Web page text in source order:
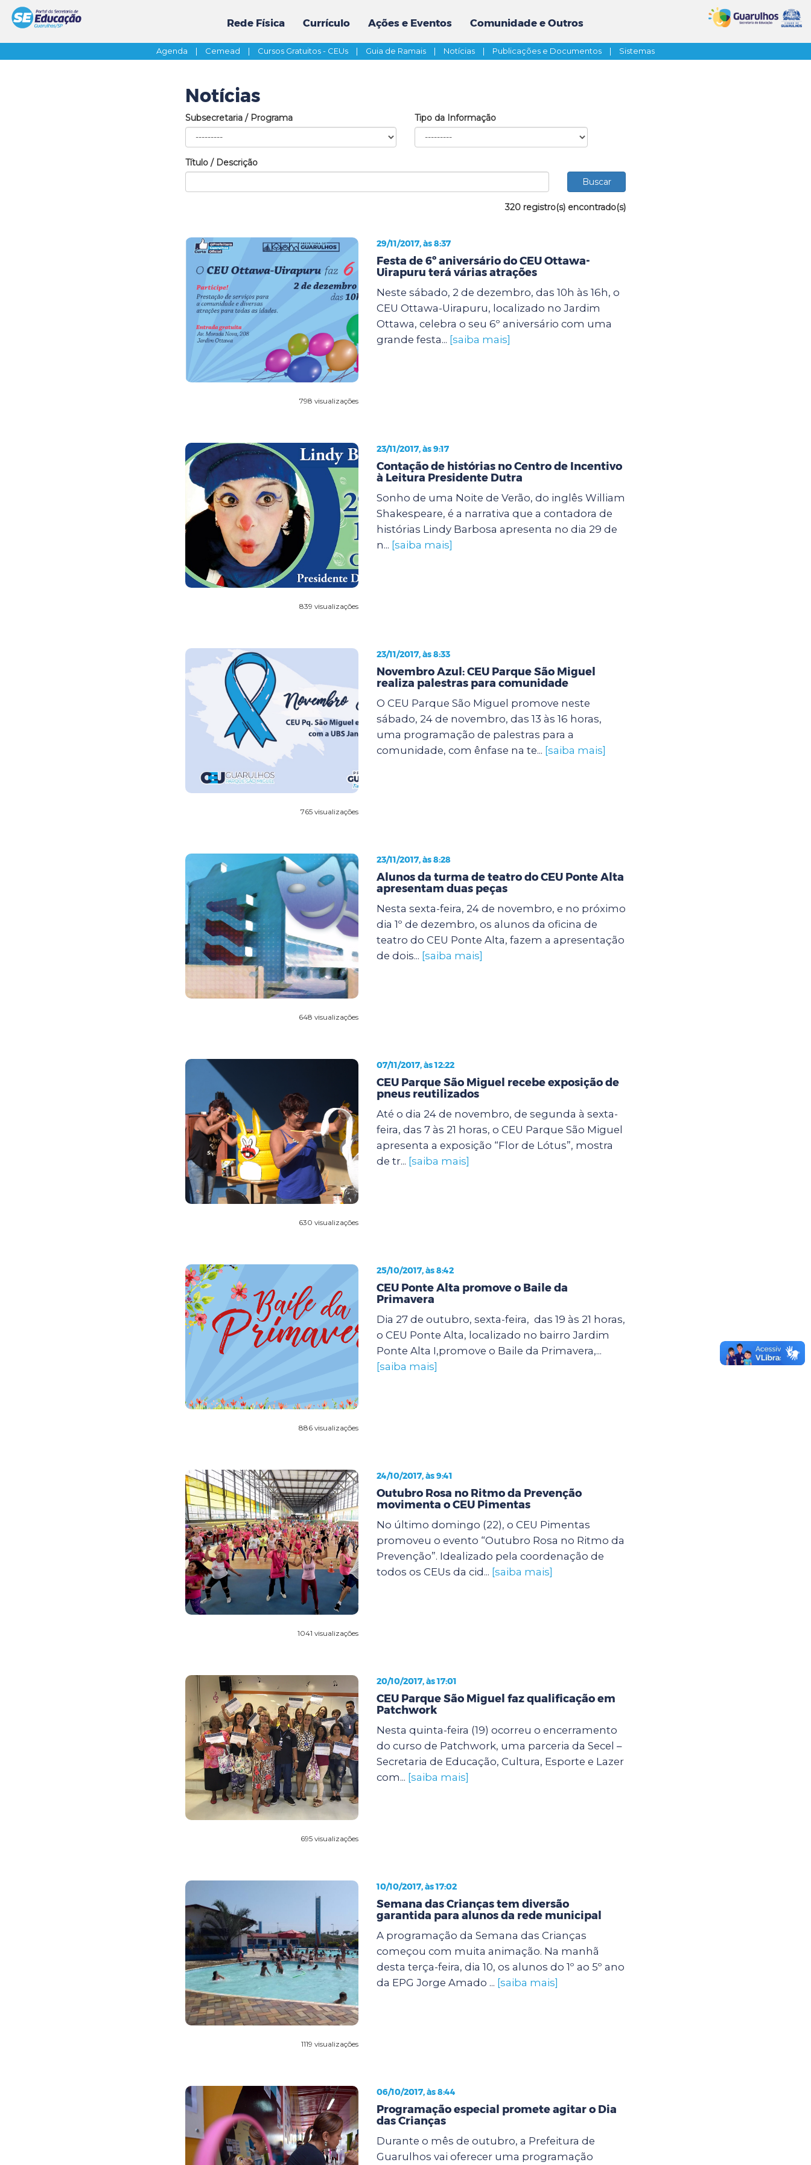
Rede Física Currículo Ações e Eventos Comunidade e Outros
Agenda | Cemead | Cursos Gratuitos - CEUs | Guia de Ramais | Notícias | Publicações e Documentos | Sistemas
Notícias
Subsecretaria / Programa Tipo da Informação
Título / Descrição
320 registro(s) encontrado(s)
798 visualizações
29/11/2017, às 8:37
Festa de 6º aniversário do CEU Ottawa-
Uirapuru terá várias atrações
Neste sábado, 2 de dezembro, das 10h às 16h, o
CEU Ottawa-Uirapuru, localizado no Jardim
Ottawa, celebra o seu 6º aniversário com uma
grande festa... [saiba mais]
839 visualizações
23/11/2017, às 9:17
Contação de histórias no Centro de Incentivo
à Leitura Presidente Dutra
Sonho de uma Noite de Verão, do inglês William
Shakespeare, é a narrativa que a contadora de
histórias Lindy Barbosa apresenta no dia 29 de
n... [saiba mais]
765 visualizações
23/11/2017, às 8:33
Novembro Azul: CEU Parque São Miguel
realiza palestras para comunidade
O CEU Parque São Miguel promove neste
sábado, 24 de novembro, das 13 às 16 horas,
uma programação de palestras para a
comunidade, com ênfase na te... [saiba mais]
648 visualizações
23/11/2017, às 8:28
Alunos da turma de teatro do CEU Ponte Alta
apresentam duas peças
Nesta sexta-feira, 24 de novembro, e no próximo
dia 1º de dezembro, os alunos da oficina de
teatro do CEU Ponte Alta, fazem a apresentação
de dois... [saiba mais]
630 visualizações
07/11/2017, às 12:22
CEU Parque São Miguel recebe exposição de
pneus reutilizados
Até o dia 24 de novembro, de segunda à sexta-
feira, das 7 às 21 horas, o CEU Parque São Miguel
apresenta a exposição “Flor de Lótus”, mostra
de tr... [saiba mais]
886 visualizações
25/10/2017, às 8:42
CEU Ponte Alta promove o Baile da
Primavera
Dia 27 de outubro, sexta-feira, das 19 às 21 horas,
o CEU Ponte Alta, localizado no bairro Jardim
Ponte Alta I,promove o Baile da Primavera,...
[saiba mais]
1041 visualizações
24/10/2017, às 9:41
Outubro Rosa no Ritmo da Prevenção
movimenta o CEU Pimentas
No último domingo (22), o CEU Pimentas
promoveu o evento “Outubro Rosa no Ritmo da
Prevenção”. Idealizado pela coordenação de
todos os CEUs da cid... [saiba mais]
695 visualizações
20/10/2017, às 17:01
CEU Parque São Miguel faz qualificação em
Patchwork
Nesta quinta-feira (19) ocorreu o encerramento
do curso de Patchwork, uma parceria da Secel –
Secretaria de Educação, Cultura, Esporte e Lazer
com... [saiba mais]
1119 visualizações
10/10/2017, às 17:02
Semana das Crianças tem diversão
garantida para alunos da rede municipal
A programação da Semana das Crianças
começou com muita animação. Na manhã
desta terça-feira, dia 10, os alunos do 1º ao 5º ano
da EPG Jorge Amado ... [saiba mais]
06/10/2017, às 8:44
Programação especial promete agitar o Dia
das Crianças
Durante o mês de outubro, a Prefeitura de
Guarulhos vai oferecer uma programação